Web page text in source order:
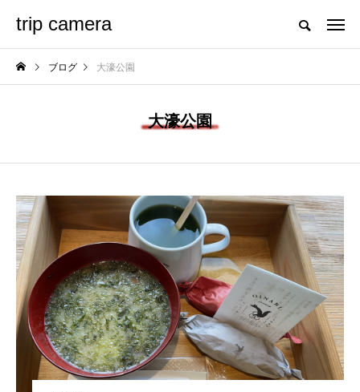
trip camera
ブログ 大濠公園
大濠公園